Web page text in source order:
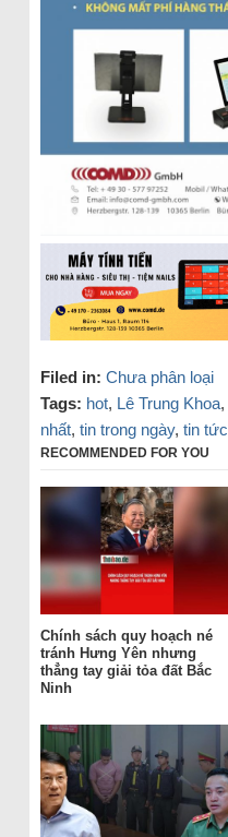
Filed in: Chưa phân loại
Tags: hot, Lê Trung Khoa,
nhất, tin trong ngày, tin tức
RECOMMENDED FOR YOU
Chính sách quy hoạch né
tránh Hưng Yên nhưng
thẳng tay giải tỏa đất Bắc
Ninh